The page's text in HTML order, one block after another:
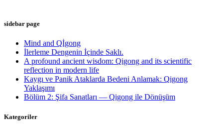
sidebar page
Mind and Qİgong
İlerleme Dengenin İçinde Saklı.
A profound ancient wisdom: Qigong and its scientific
reflection in modern life
Kaygı ve Panik Ataklarda Bedeni Anlamak: Qigong
Yaklaşımı
Bölüm 2: Şifa Sanatları — Qigong ile Dönüşüm
Kategoriler